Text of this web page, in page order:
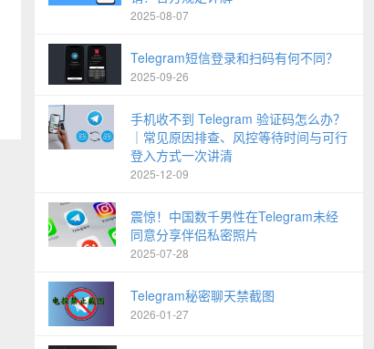
2025-08-07
Telegram短信登录和扫码有何不同？
2025-09-26
手机收不到 Telegram 验证码怎么办？
｜常见原因排查、风控等待时间与可行
登入方式一次讲清
2025-12-09
震惊！中国数千男性在Telegram未经
同意分享伴侣私密照片
2025-07-28
Telegram秘密聊天禁截图
2026-01-27